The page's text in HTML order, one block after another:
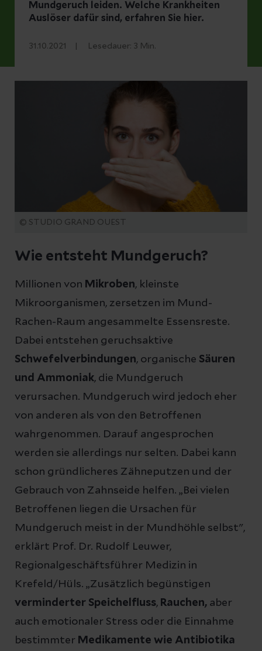
Mundgeruch leiden. Welche Krankheiten
Auslöser dafür sind, erfahren Sie hier.
31.10.2021 Lesedauer: 3 Min.
© STUDIO GRAND OUEST
Wie entsteht Mundgeruch?
Millionen von Mikroben, kleinste
Mikroorganismen, zersetzen im Mund-
Rachen-Raum angesammelte Essensreste.
Dabei entstehen geruchsaktive
Schwefelverbindungen, organische Säuren
und Ammoniak, die Mundgeruch
verursachen. Mundgeruch wird jedoch eher
von anderen als von den Betroffenen
wahrgenommen. Darauf angesprochen
werden sie allerdings nur selten. Dabei kann
schon gründlicheres Zähneputzen und der
Gebrauch von Zahnseide helfen. „Bei vielen
Betroffenen liegen die Ursachen für
Mundgeruch meist in der Mundhöhle selbst",
erklärt Prof. Dr. Rudolf Leuwer,
Regionalgeschäftsführer Medizin in
Krefeld/Hüls. „Zusätzlich begünstigen
verminderter Speichelfluss, Rauchen, aber
auch emotionaler Stress oder die Einnahme
bestimmter Medikamente wie Antibiotika